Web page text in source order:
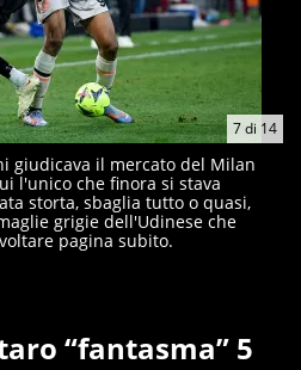
7di 14
giudicava il mercato del Milan
l'unico che finora si stava
storta, sbaglia tutto o quasi,
grigie dell'Udinese che
pagina subito.
“fantasma” 5